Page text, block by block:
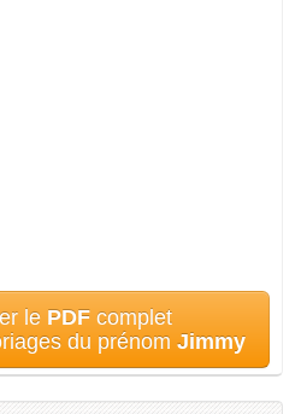
le PDF complet
du prénom Jimmy